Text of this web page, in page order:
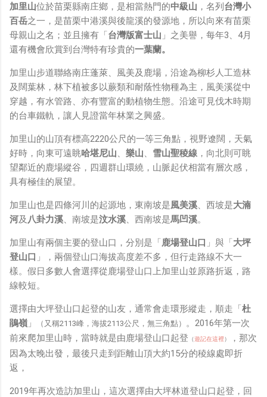
同樣身為RD，我只覺得 Shame on you！（打嘴炮、作
秀搶風頭、噁心帶風向、搞政治操作、把別人做事的成果搶
去幫自己抬轎、有鍋直接推給下屬扛、散佈同事私生活謠
言，還有職場霸凌，這些你他媽都頂級專業戶，除此之外沒
啥洨用了！） 一件理論上可以做到的事情，外行人的認知
被信息差，不懂加上沒實作能力去驗證，就什麼都變成黑科
技了（多黑？比巴西黑鮑魚還黑嗎？）。反重力技術說不定
也非啥黑科技，只是政府不讓你普通老百姓了解罷了。
Ray-ban Meta 的黑科技，講白了就是人家拉個百人團隊
在搞那支眼鏡，然後把軟體技能和硬體規格點滿，再加上極
致優化後的成果罷了！ 當時知道 Ray-Ban Meta 的智慧眼
鏡有塞入一個強大的 WiFi 6 晶片在裡面，一開始我猜測會
不會有可能是透過 WiFi P2P 或 WiFi SoftAP 的方式去做
求開啟手機的 WiFi 開關，所以媒體同步應該是靠 WiFi 通
道做的），而去年初我也快速做了一個WiFi Direct 架構
來做 POC，確實傳輸效率非常快，幾百 MB 的大檔幾乎秒
級傳完，從眼鏡端將媒體串流到手機端更是不用說的順暢，
而且當時我們的媒體串流還是以未經編碼的方式傳透過
Socket 直接傳輸的（這表示傳輸時所需的頻寬會更大，功
加里山位於苗栗縣南庄鄉，是相當熱門的中級山 ，名列 台灣小
百岳之一，是苗栗中港溪與後龍溪的發源地，所以向來有苗栗
母親山之名；並且擁有「台灣版富士山 」之美譽，每年3、4月
還有機會欣賞到台灣特有珍貴的一葉蘭。
加里山步道聯絡南庄蓬萊、風美及鹿場，沿途為柳杉人工造林
及闊葉林，林下植被多以蕨類和耐蔭性物種為主，風美溪從中
穿越，有水管路、亦有豐富的動植物生態。沿途可見伐木時期
的台車鐵軌，讓人見證當年林業之興盛。
加里山的山頂有標高2220公尺的一等三角點，視野遼闊，天氣
好時，向東可遠眺哈堪尼山 樂山 雪山聖稜線 ，向北則可眺
望鄰近的鹿場縱谷，四週群山環繞，山脈起伏相當有層次感，
具有極佳的展望。
加里山也是四條河川的起源地，東南坡是風美溪 、西坡是大湳
河及 八卦力溪 、南坡是汶水溪 、西南坡是馬凹溪。
加里山有兩個主要的登山口，分別是「鹿場登山口 」與「大坪
登山口 」，兩個登山口海拔高度差不多，但行走路線不大一
樣。假日多數人會選擇從鹿場登山口上加里山並原路折返，路
線較短。
選擇由大坪登山口起登的山友，通常會走環形縱走，順走「杜
鵑嶺 」 （又稱2113峰，海拔2113公尺，無三角點）
。2016年第一次
前來爬加里山時，當時就是由鹿場登山口起登 （遊記在這裡）
，那次
因為太晚出發，最後只走到距離山頂大約15分的稜線處即折
返，
2019年再次造訪加里山，這次選擇由大坪林道登山口起登，回